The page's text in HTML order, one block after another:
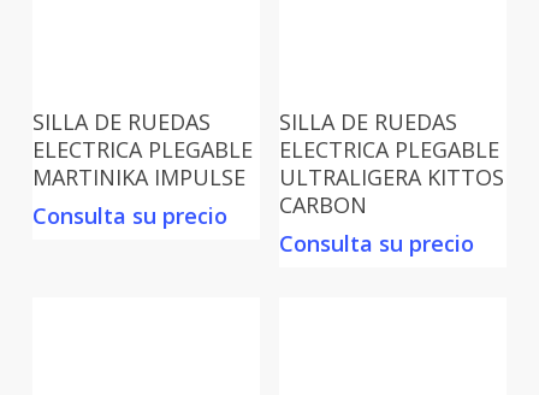
SILLA DE RUEDAS
ELECTRICA PLEGABLE
MARTINIKA IMPULSE
Consulta su precio
SILLA DE RUEDAS
ELECTRICA PLEGABLE
ULTRALIGERA KITTOS
CARBON
Consulta su precio